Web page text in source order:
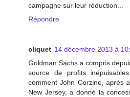
campagne sur leur réduction...
Répondre
cliquet 14 décembre 2013 à
Goldman Sachs a compris
source de profits
comment John Corzine, aprés
New Jersey, a donné la